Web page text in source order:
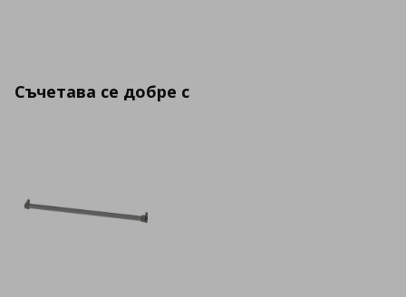
Съчетава се добре с